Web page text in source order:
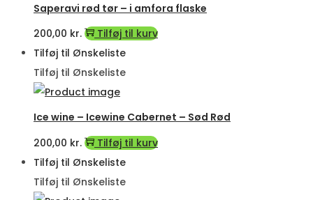
Saperavi rød tør – i amfora flaske
200,00 kr.
Tilføj til kurv
Tilføj til Ønskeliste
Tilføj til Ønskeliste
Ice wine – Icewine Cabernet – Sød Rød
200,00 kr.
Tilføj til kurv
Tilføj til Ønskeliste
Tilføj til Ønskeliste